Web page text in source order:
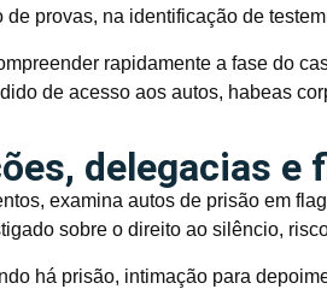
provas, na identificação de
rapidamente a fase do
de acesso aos autos, habeas
delegacias e
examina autos de prisão em
sobre o direito ao silêncio,
há prisão, intimação para